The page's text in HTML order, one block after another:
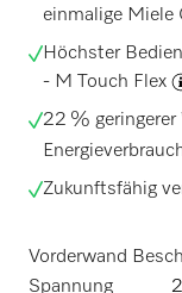
einmalige Miele
Höchster
- M Touch Flex
22 % geringerer
Zukunftsfähig
Vorderwand
Spannung